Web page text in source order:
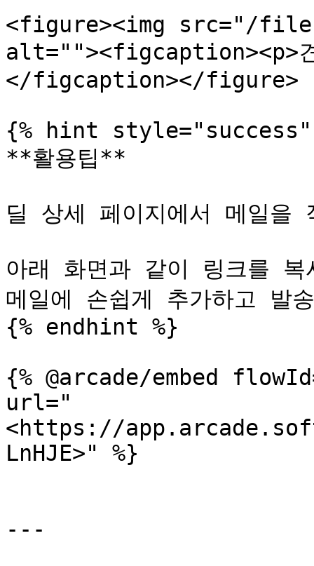
<figure><img src="/
alt=""><figcaption><p>
</figcaption></figure>
{% hint style="success"
**활용팁**
딜 상세 페이지에서 메일을
아래 화면과 같이 링크를
메일에 손쉽게 추가하고 발
{% endhint %}
{% @arcade/embed
url="
<https://
LnHJE>" %}
---